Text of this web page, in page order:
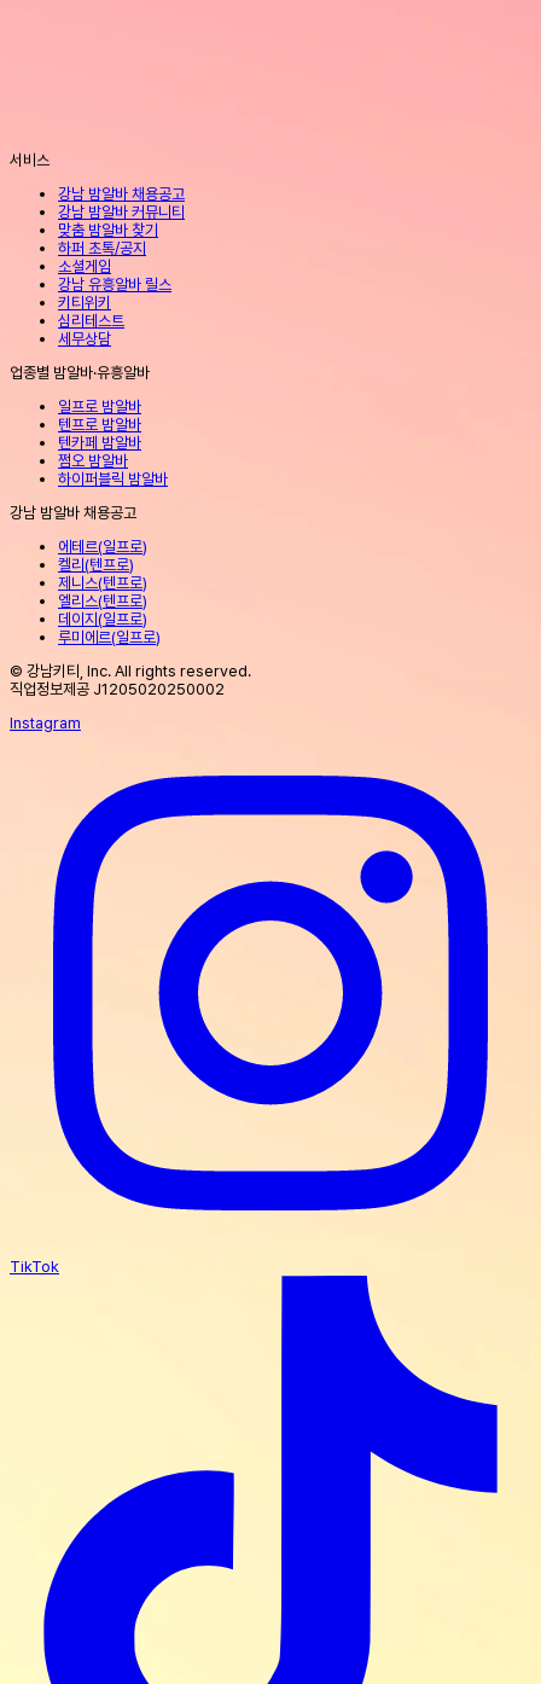
서비스
강남 밤알바 채용공고
강남 밤알바 커뮤니티
맞춤 밤알바 찾기
하퍼 초톡/공지
소셜게임
강남 유흥알바 릴스
키티위키
심리테스트
세무상담
업종별 밤알바·유흥알바
일프로 밤알바
텐프로 밤알바
텐카페 밤알바
쩜오 밤알바
하이퍼블릭 밤알바
강남 밤알바 채용공고
에테르(일프로)
켈리(텐프로)
제니스(텐프로)
엘리스(텐프로)
데이지(일프로)
루미에르(일프로)
© 강남키티, Inc. All rights reserved.
직업정보제공 J1205020250002
Instagram
TikTok